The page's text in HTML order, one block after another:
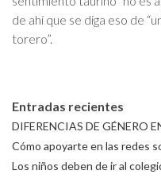
de ahí que se diga eso de
torero”.
Entradas recientes
DIFERENCIAS DE GÉNERO
Cómo apoyarte en las redes
Los niños deben de ir al